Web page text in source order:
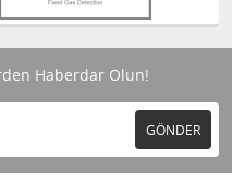
Haberdar Olun!
GÖNDER